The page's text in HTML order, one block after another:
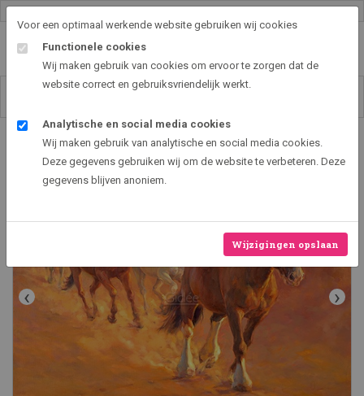
Voor een optimaal werkende website gebruiken wij cookies
Functionele cookies
Wij maken gebruik van cookies om ervoor te zorgen dat de
website correct en gebruiksvriendelijk werkt.
Analytische en social media cookies
Wij maken gebruik van analytische en social media cookies.
Deze gegevens gebruiken wij om de website te verbeteren. Deze
gegevens blijven anoniem.
Wijzigingen opslaan
Art2EXPO GallerySHOP - de leukste kunst cadeau ideeën
Running Horses
‹ ›